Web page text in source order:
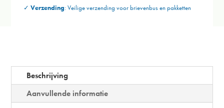
✓Verzending:Veilige verzending voor brievenbus enpakketten
Beschrijving
Aanvullende informatie